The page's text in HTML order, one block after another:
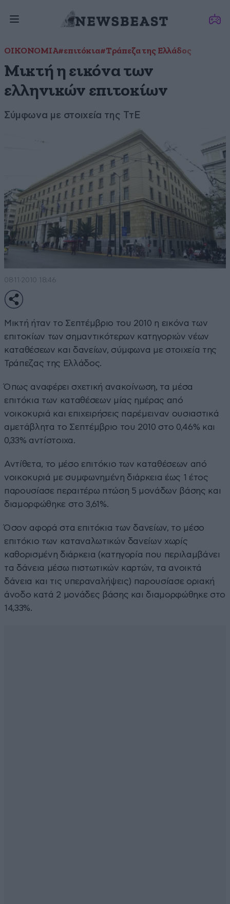
ΟΙΚΟΝΟΜΙΑ#επιτόκια#Τράπεζα της Ελλάδος
Μικτή η εικόνα των
ελληνικών επιτοκίων
Σύμφωνα με στοιχεία της ΤτΕ
08·11·2010 18:46
Μικτή ήταν το Σεπτέμβριο του 2010 η εικόνα των
επιτοκίων των σημαντικότερων κατηγοριών νέων
καταθέσεων και δανείων, σύμφωνα με στοιχεία της
Τράπεζας της Ελλάδος.
Όπως αναφέρει σχετική ανακοίνωση, τα μέσα
επιτόκια των καταθέσεων μίας ημέρας από
νοικοκυριά και επιχειρήσεις παρέμειναν ουσιαστικά
αμετάβλητα το Σεπτέμβριο του 2010 στο 0,46% και
0,33% αντίστοιχα.
Αντίθετα, το μέσο επιτόκιο των καταθέσεων από
νοικοκυριά με συμφωνημένη διάρκεια έως 1 έτος
παρουσίασε περαιτέρω πτώση 5 μονάδων βάσης και
διαμορφώθηκε στο 3,61%.
Όσον αφορά στα επιτόκια των δανείων, το μέσο
επιτόκιο των καταναλωτικών δανείων χωρίς
καθορισμένη διάρκεια (κατηγορία που περιλαμβάνει
τα δάνεια μέσω πιστωτικών καρτών, τα ανοικτά
δάνεια και τις υπεραναλήψεις) παρουσίασε οριακή
άνοδο κατά 2 μονάδες βάσης και διαμορφώθηκε στο
14,33%.